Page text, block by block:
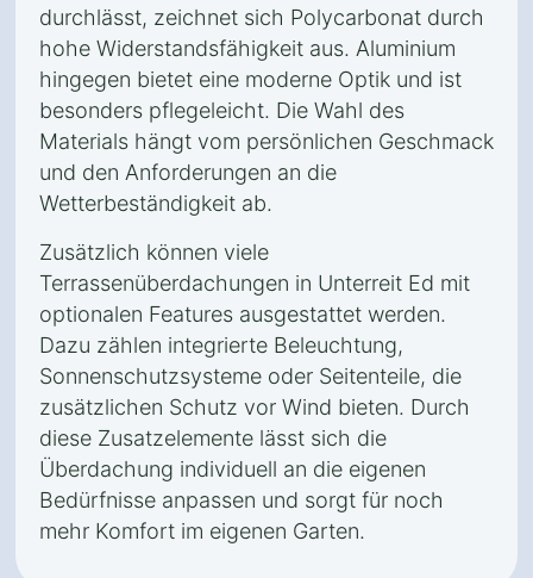
durchlässt, zeichnet sich Polycarbonat durch
hohe Widerstandsfähigkeit aus. Aluminium
hingegen bietet eine moderne Optik und ist
besonders pflegeleicht. Die Wahl des
Materials hängt vom persönlichen Geschmack
und den Anforderungen an die
Wetterbeständigkeit ab.
Zusätzlich können viele
Terrassenüberdachungen in Unterreit Ed mit
optionalen Features ausgestattet werden.
Dazu zählen integrierte Beleuchtung,
Sonnenschutzsysteme oder Seitenteile, die
zusätzlichen Schutz vor Wind bieten. Durch
diese Zusatzelemente lässt sich die
Überdachung individuell an die eigenen
Bedürfnisse anpassen und sorgt für noch
mehr Komfort im eigenen Garten.